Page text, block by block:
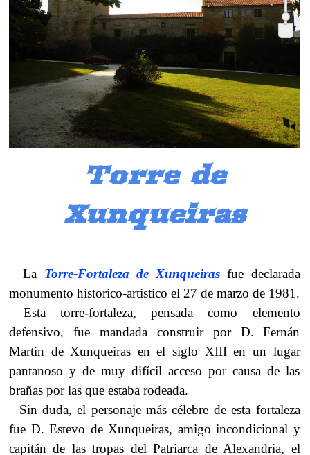
-
Torre de
Xunqueiras
La Torre-Fortaleza de Xunqueiras fue declarada
monumento historico-artistico el 27 de marzo de 1981.
Esta torre-fortaleza, pensada como elemento
defensivo, fue mandada construir por D. Fernán
Martin de Xunqueiras en el siglo XIII en un lugar
pantanoso y de muy difícil acceso por causa de las
brañas por las que estaba rodeada.
Sin duda, el personaje más célebre de esta fortaleza
fue D. Estevo de Xunqueiras, amigo incondicional y
capitán de las tropas del Patriarca de Alexandria, el